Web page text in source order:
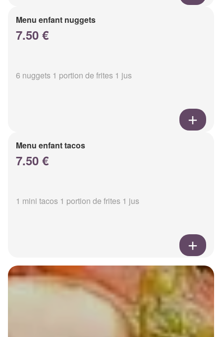
Menu enfant nuggets
7.50 €
6 nuggets 1 portion de frites 1 jus
Menu enfant tacos
7.50 €
1 mini tacos 1 portion de frites 1 jus